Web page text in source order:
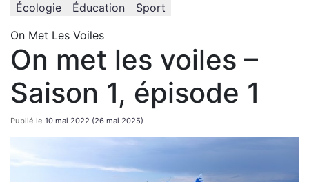
Écologie Éducation
Sport
On Met Les Voiles
On met les voiles –
Saison 1, épisode 1
Publié le 10 mai 2022 (26 mai 2025)